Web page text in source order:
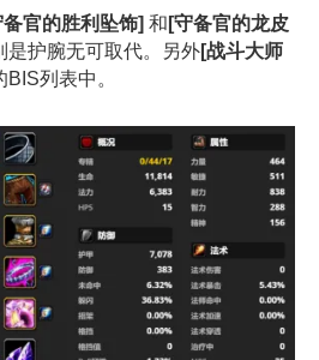
备官的胜利坠饰] 和 [守备官的龙皮
是护腕无可取代。另外[战斗大师
列表中。